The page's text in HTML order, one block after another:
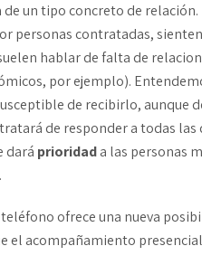
un tipo concreto de
personas contratadas,
hablar de falta de
por ejemplo).
de recibirlo, aunque
de responder a todas las
dará prioridada las personas
ofrece una nueva
el acompañamiento